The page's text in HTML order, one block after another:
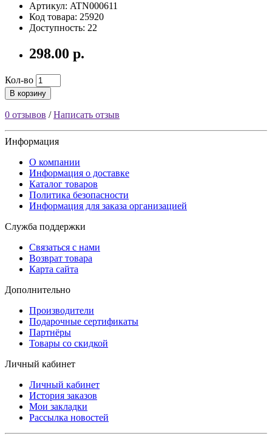
Артикул: ATN000611
Код товара: 25920
Доступность: 22
298.00 р.
Кол-во
В корзину
0 отзывов /Написать отзыв
Информация
О компании
Информация о доставке
Каталог товаров
Политика безопасности
Информация для заказа организацией
Служба поддержки
Связаться с нами
Возврат товара
Карта сайта
Дополнительно
Производители
Подарочные сертификаты
Партнёры
Товары со скидкой
Личный кабинет
Личный кабинет
История заказов
Мои закладки
Рассылка новостей